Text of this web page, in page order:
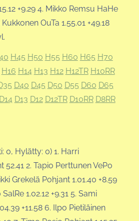
+9.29 4. Mikko Remsu HaHe
Kukkonen OuTa 1.55.01 +49.18
H45 H50 H55 H60 H65 H70
H16 H14 H13 H12 H12TR H10RR
D40 D45 D50 D55 D60 D65
D14 D13 D12 D12TR D10RR D8RR
0, Hylätty: 0) 1. Harri
52.41 2. Tapio Perttunen VePo
Grekelä Pohjant 1.01.40 +8.59
1.02.12 +9.31 5. Sami
+11.58 6. Ilpo Pietiläinen